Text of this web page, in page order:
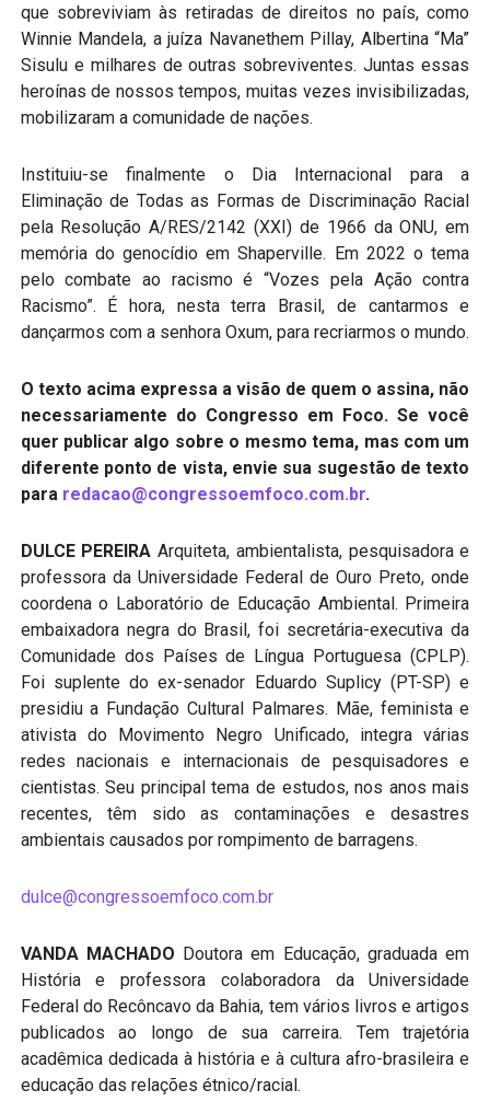
que sobreviviam às retiradas de direitos no país, como
Winnie Mandela, a juíza Navanethem Pillay, Albertina “Ma”
Sisulu e milhares de outras sobreviventes. Juntas essas
heroínas de nossos tempos, muitas vezes invisibilizadas,
mobilizaram a comunidade de nações.
Instituiu-se finalmente o Dia Internacional para a
Eliminação de Todas as Formas de Discriminação Racial
pela Resolução A/RES/2142 (XXI) de 1966 da ONU, em
memória do genocídio em Shaperville. Em 2022 o tema
pelo combate ao racismo é “Vozes pela Ação contra
Racismo”. É hora, nesta terra Brasil, de cantarmos e
dançarmos com a senhora Oxum, para recriarmos o mundo.
O texto acima expressa a visão de quem o assina, não
necessariamente do Congresso em Foco. Se você
quer publicar algo sobre o mesmo tema, mas com um
diferente ponto de vista, envie sua sugestão de texto
para redacao@congressoemfoco.com.br.
DULCE PEREIRA Arquiteta, ambientalista, pesquisadora e
professora da Universidade Federal de Ouro Preto, onde
coordena o Laboratório de Educação Ambiental. Primeira
embaixadora negra do Brasil, foi secretária-executiva da
Comunidade dos Países de Língua Portuguesa (CPLP).
Foi suplente do ex-senador Eduardo Suplicy (PT-SP) e
presidiu a Fundação Cultural Palmares. Mãe, feminista e
ativista do Movimento Negro Unificado, integra várias
redes nacionais e internacionais de pesquisadores e
cientistas. Seu principal tema de estudos, nos anos mais
recentes, têm sido as contaminações e desastres
ambientais causados por rompimento de barragens.
dulce@congressoemfoco.com.br
VANDA MACHADO Doutora em Educação, graduada em
História e professora colaboradora da Universidade
Federal do Recôncavo da Bahia, tem vários livros e artigos
publicados ao longo de sua carreira. Tem trajetória
acadêmica dedicada à história e à cultura afro-brasileira e
educação das relações étnico/racial.